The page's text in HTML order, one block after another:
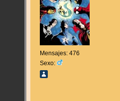
Mensajes: 476
Sexo: